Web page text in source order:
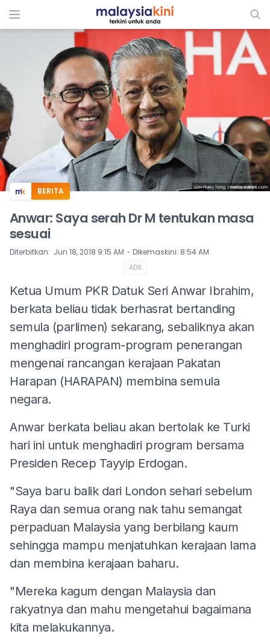
ADS
BERITA
Anwar: Saya serah Dr M tentukan masa
sesuai
Diterbitkan: Jun 18, 2018 9:15 AM ⋅ Dikemaskini: 8:54 AM
ADS
Ketua Umum PKR Datuk Seri Anwar Ibrahim,
berkata beliau tidak berhasrat bertanding
semula (parlimen) sekarang, sebaliknya akan
menghadiri program-program penerangan
mengenai rancangan kerajaan Pakatan
Harapan (HARAPAN) membina semula
negara.
Anwar berkata beliau akan bertolak ke Turki
hari ini untuk menghadiri program bersama
Presiden Recep Tayyip Erdogan.
"Saya baru balik dari London sehari sebelum
Raya dan semua orang nak tahu semangat
perpaduan Malaysia yang berbilang kaum
sehingga mampu menjatuhkan kerajaan lama
dan membina kerajaan baharu.
"Mereka kagum dengan Malaysia dan
rakyatnya dan mahu mengetahui bagaimana
kita melakukannya.